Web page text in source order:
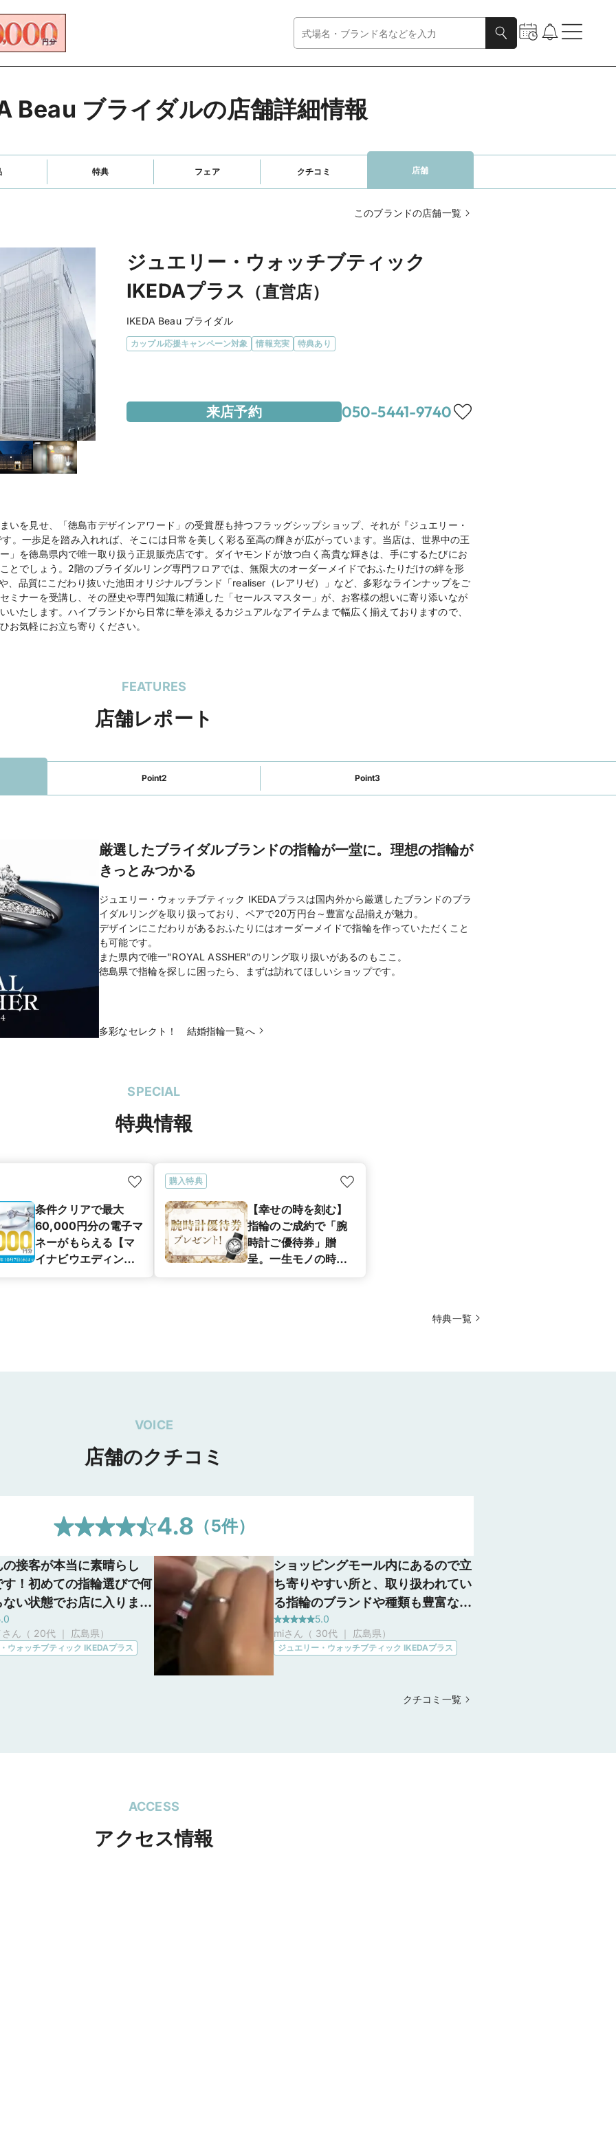
Beau ブライダルの店舗詳細情報
特典 フェア クチコミ 店舗
このブランドの店舗一覧
ジュエリー・ウォッチブティック
IKEDAプラス
（直営店）
IKEDA Beau ブライダル
カップル応援キャンペーン対象 情報充実 特典あり
アクセス 徳島駅より徒歩7分
住所 徳島県徳島市東船場町１丁目２２
営業時間
11:00～20:00
定休日:水曜日
◆Web来店事前予約でAmazonギフト券3,000円分をプレゼ
ント！
来店予約 050-5441-9740
いを見せ、「徳島市デザインアワード」の受賞歴も持つフラッグシップショップ、それが『ジュエリー・
。一歩足を踏み入れれば、そこには日常を美しく彩る至高の輝きが広がっています。当店は、世界中の王
」を徳島県内で唯一取り扱う正規販売店です。ダイヤモンドが放つ白く高貴な輝きは、手にするたびにお
とでしょう。2階のブライダルリング専門フロアでは、無限大のオーダーメイドでおふたりだけの絆を形
、品質にこだわり抜いた池田オリジナルブランド「realiser（レアリゼ）」など、多彩なラインナップをご
ミナーを受講し、その歴史や専門知識に精通した「セールスマスター」が、お客様の想いに寄り添いなが
いたします。ハイブランドから日常に華を添えるカジュアルなアイテムまで幅広く揃えておりますので、
お気軽にお立ち寄りください。
FEATURES
店舗レポート
Point2 Point3
厳選したブライダルブランドの指輪が一堂に。理想の指輪が
きっとみつかる
ジュエリー・ウォッチブティック IKEDAプラスは国内外から厳選したブランドのブラ
イダルリングを取り扱っており、ペアで20万円台～豊富な品揃えが魅力。
デザインにこだわりがあるおふたりにはオーダーメイドで指輪を作っていただくこと
も可能です。
また県内で唯一"ROYAL ASSHER"のリング取り扱いがあるのもここ。
徳島県で指輪を探しに困ったら、まずは訪れてほしいショップです。
多彩なセレクト！ 結婚指輪一覧へ
SPECIAL
特典情報
条件クリアで最大
60,000円分の電子マ
ネーがもらえる【マ
イナビウエディング
購入特典
【幸せの時を刻む】
指輪のご成約で「腕
時計ご優待券」贈
呈。一生モノの時計
特典一覧
VOICE
店舗のクチコミ
4.8 （5件）
接客が本当に素晴らし
す！初めての指輪選びで何
い状態でお店に入りまし
から最後までとても親身
談に乗ってくださり、予
丁寧に聞きながら一緒に
ん（ 20代 ｜ 広島県）
ウォッチブティック IKEDAプラス
ショッピングモール内にあるので立
ち寄りやすい所と、取り扱われてい
る指輪のブランドや種類も豊富なの
で、指輪のこだわりがある方でも欲
しい指輪が見つかりやすいところで
す。スタッフの方もとてもフランク
欲しい指輪を決めることができま
5.0
miさん（ 30代 ｜ 広島県）
ジュエリー・ウォッチブティック IKEDAプラス
クチコミ一覧
ACCESS
アクセス情報